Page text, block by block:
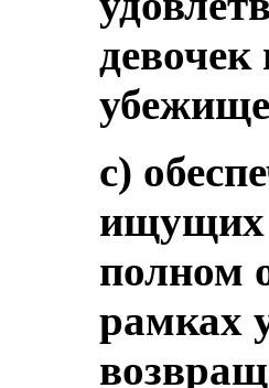
убежище
c)
ищущих
полном
рамках